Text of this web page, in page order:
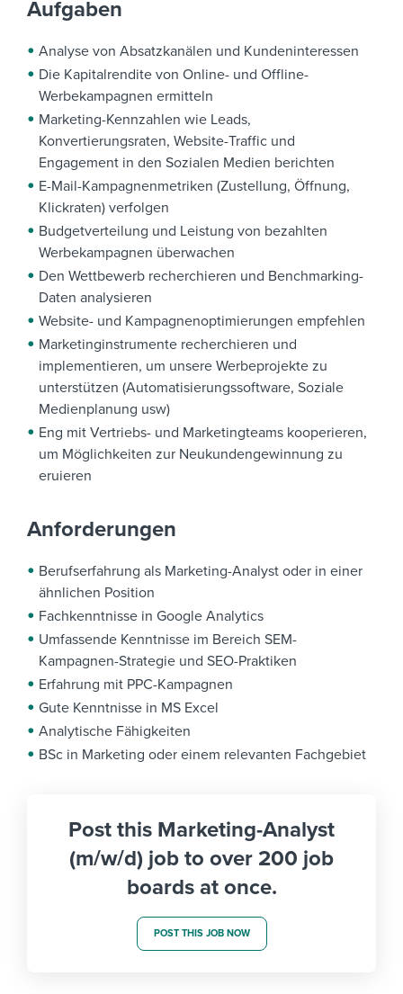
Aufgaben
Analyse von Absatzkanälen und Kundeninteressen
Die Kapitalrendite von Online- und Offline-
Werbekampagnen ermitteln
Marketing-Kennzahlen wie Leads,
Konvertierungsraten, Website-Traffic und
Engagement in den Sozialen Medien berichten
E-Mail-Kampagnenmetriken (Zustellung, Öffnung,
Klickraten) verfolgen
Budgetverteilung und Leistung von bezahlten
Werbekampagnen überwachen
Den Wettbewerb recherchieren und Benchmarking-
Daten analysieren
Website- und Kampagnenoptimierungen empfehlen
Marketinginstrumente recherchieren und
implementieren, um unsere Werbeprojekte zu
unterstützen (Automatisierungssoftware, Soziale
Medienplanung usw)
Eng mit Vertriebs- und Marketingteams kooperieren,
um Möglichkeiten zur Neukundengewinnung zu
eruieren
Anforderungen
Berufserfahrung als Marketing-Analyst oder in einer
ähnlichen Position
Fachkenntnisse in Google Analytics
Umfassende Kenntnisse im Bereich SEM-
Kampagnen-Strategie und SEO-Praktiken
Erfahrung mit PPC-Kampagnen
Gute Kenntnisse in MS Excel
Analytische Fähigkeiten
BSc in Marketing oder einem relevanten Fachgebiet
Post this Marketing-Analyst
(m/w/d) job to over 200 job
boards at once.
POST THIS JOB NOW